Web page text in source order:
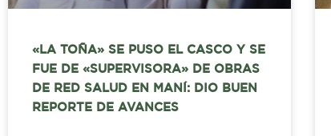
«LA TOÑA» SE PUSO EL CASCO Y SE
FUE DE «SUPERVISORA» DE OBRAS
DE RED SALUD EN MANÍ: DIO BUEN
REPORTE DE AVANCES